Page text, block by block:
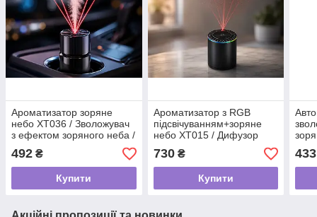
Ароматизатор зоряне
небо XT036 / Зволожувач
з ефектом зоряного неба /
Ароматизатор
автомобільний
492 ₴
Купити
Ароматизатор з RGB
підсвічуванням+зоряне
небо XT015 / Дифузор
смарт / Ароматизатор для
авто, будинки, офісу
730₴
Купити
433